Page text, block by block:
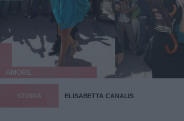
AMORE
STORIA ELISABETTA CANALIS